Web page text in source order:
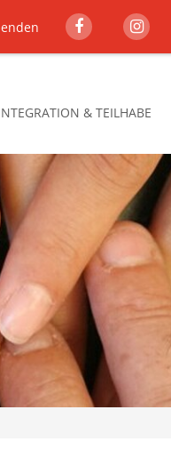
& TEILHABE